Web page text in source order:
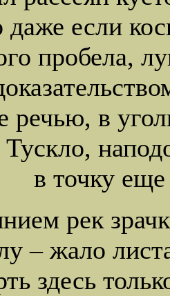
если
пробела,
речью, в
не
рек
– жало
здесь